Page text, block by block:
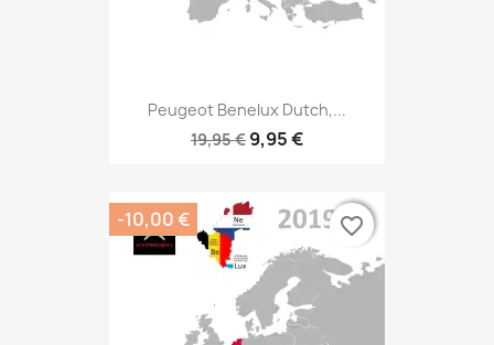
Peugeot Benelux Dutch,...
19,95 € 9,95 €
-10,00 € favorite_border
favorite_border